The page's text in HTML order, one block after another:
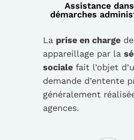
Assistance
démarches
La prise en charge
appareillage par la
sociale fait l’objet
demande d’entente
généralement
agences.